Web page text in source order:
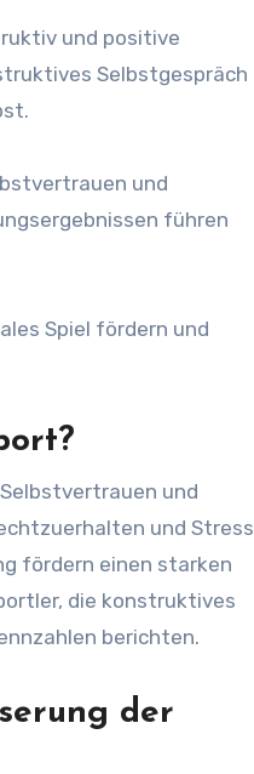
und positive
Selbstgespräch
und
führen
Spiel fördern und
und
und Stress
fördern einen starken
die konstruktives
berichten.
der